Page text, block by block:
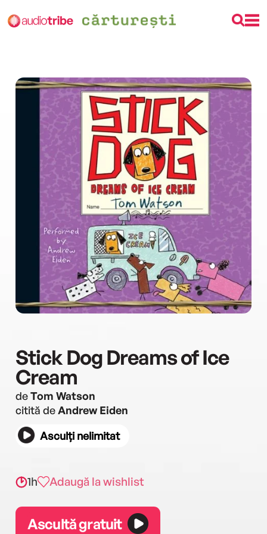
Stick Dog Dreams of Ice
Cream
deTom Watson
citită deAndrew Eiden
Asculți nelimitat
1h Adaugă la wishlist
Ascultă gratuit